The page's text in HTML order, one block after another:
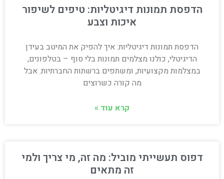
הדפסת תמונות דיגיטליות: טיפים לשיפור
איכות וצבע
הדפסת תמונות דיגיטליות: איך להפיק את המיטב בעידן
הדיגיטלי, כולנו מצלמים תמונות בלי סוף – בטלפונים,
במצלמות מקצועיות, ומשתפים ברשתות החברתיות. אבל
מה קורה כשרוצים
קרא עוד »
דפוס תעשייתי מוביל: מה זה, מי צריך ולמי
זה מתאים